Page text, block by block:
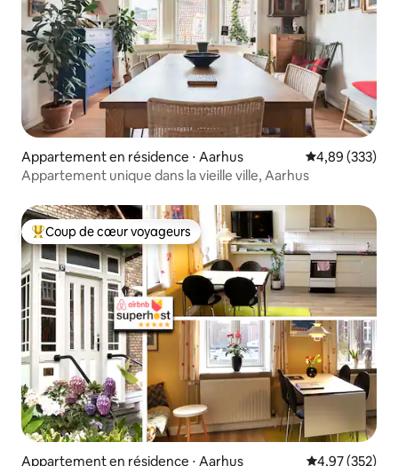
Appartement en résidence ⋅ Aarhus Évaluation
4,89 (333)
Appartement unique dans la vieille ville, Aarhus
Coups de cœur voyageurs les plus appréciés
Coup de cœur voyageurs
Appartement en résidence ⋅ Aarhus Évaluation
4,97 (352)